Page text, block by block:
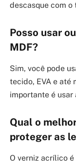
descasque com o
Posso usar
MDF?
Sim, você pode
tecido, EVA e até
importante é
Qual o
proteger as
O verniz acrílico